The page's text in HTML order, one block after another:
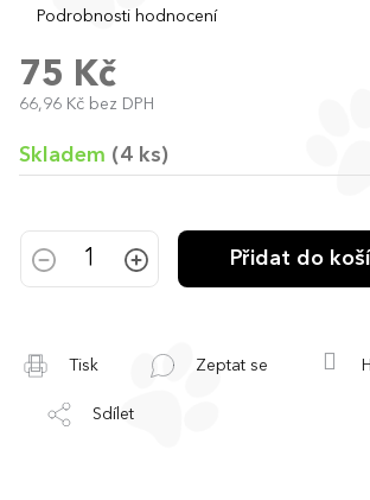
Průměrné
produktu
je
0,0
5
hvězdiček.
Podrobnosti hodnocení
75 Kč
66,96 Kč bez DPH
Měrná
Skladem (4 ks)
Přidat do
Tisk Zeptat se
Sdílet